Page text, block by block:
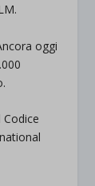
oggi
Codice